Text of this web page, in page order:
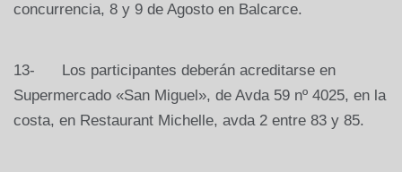
concurrencia, 8 y 9 de Agosto en Balcarce.
13- Los participantes deberán acreditarse en
Supermercado «San Miguel», de Avda 59 nº 4025, en la
costa, en Restaurant Michelle, avda 2 entre 83 y 85.